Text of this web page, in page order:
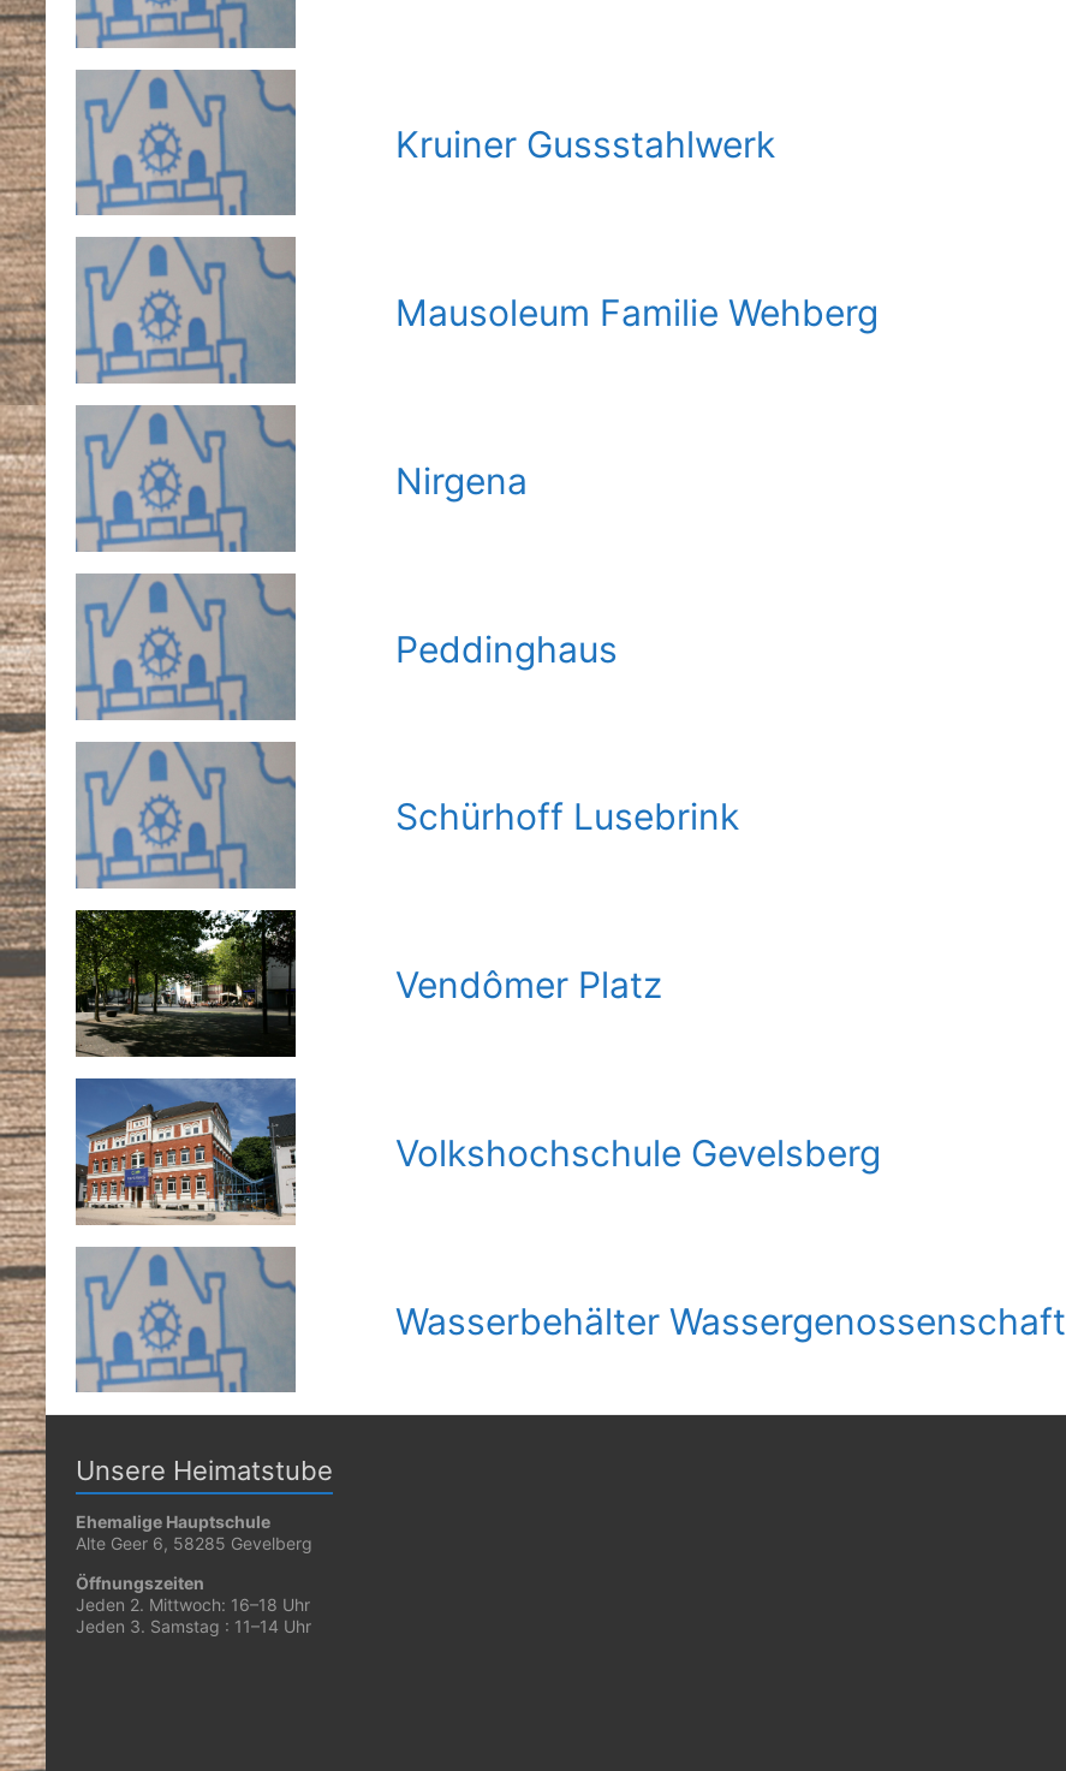
Kruiner Gussstahlwerk
Mausoleum Familie Wehberg
Nirgena
Peddinghaus
Schürhoff Lusebrink
Vendômer Platz
Volkshochschule Gevelsberg
Wasserbehälter Wassergenossenschaft
Unsere Heimatstube
Ehemalige Hauptschule
Alte Geer 6, 58285 Gevelberg
Öffnungszeiten
Jeden 2. Mittwoch: 16–18 Uhr
Jeden 3. Samstag : 11–14 Uhr